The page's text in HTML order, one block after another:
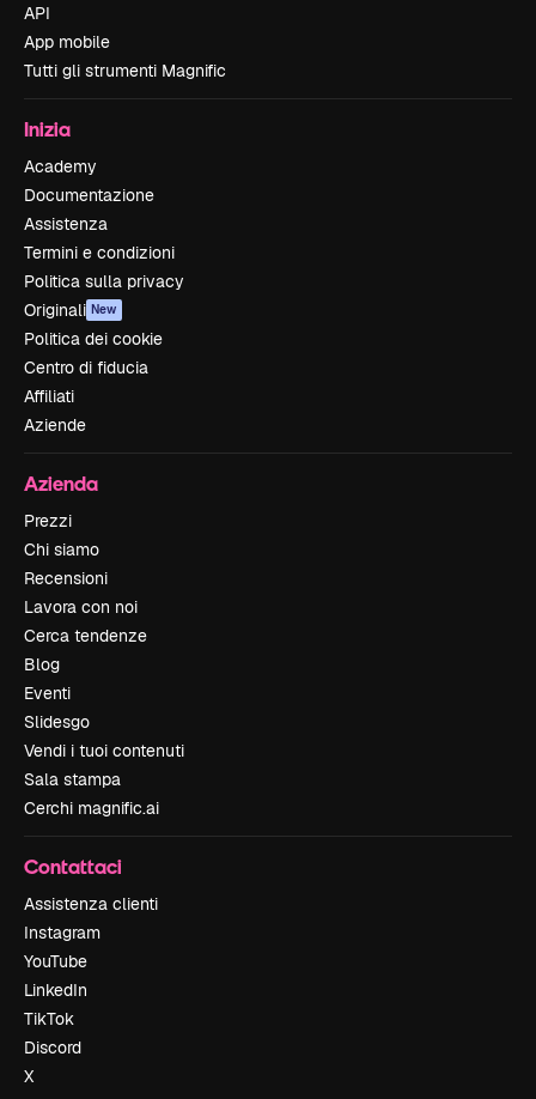
API
App mobile
Tutti gli strumenti Magnific
Inizia
Academy
Documentazione
Assistenza
Termini e condizioni
Politica sulla privacy
Originali New
Politica dei cookie
Centro di fiducia
Affiliati
Aziende
Azienda
Prezzi
Chi siamo
Recensioni
Lavora con noi
Cerca tendenze
Blog
Eventi
Slidesgo
Vendi i tuoi contenuti
Sala stampa
Cerchi magnific.ai
Contattaci
Assistenza clienti
Instagram
YouTube
LinkedIn
TikTok
Discord
X